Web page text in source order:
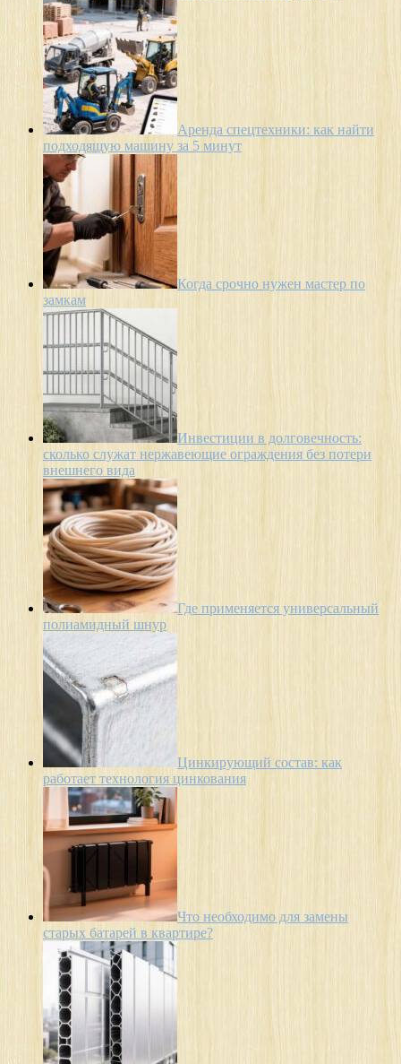
Аренда спецтехники: как найти
подходящую машину за 5 минут
Когда срочно нужен мастер по
замкам
Инвестиции в долговечность:
сколько служат нержавеющие ограждения без потери
внешнего вида
Где применяется универсальный
полиамидный шнур
Цинкирующий состав: как
работает технология цинкования
Что необходимо для замены
старых батарей в квартире?